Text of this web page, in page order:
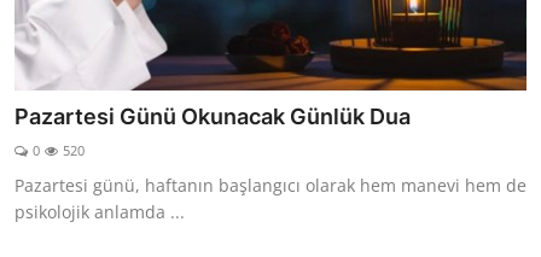
SURELER
NAMAZ
DUALAR
KİMDİR?
Pazartesi Günü Okunacak Günlük Dua
0 520
Pazartesi günü, haftanın başlangıcı olarak hem manevi hem de
psikolojik anlamda ...